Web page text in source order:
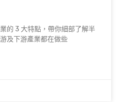
的 3 大特點，帶你細部了解半
及下游產業都在做些